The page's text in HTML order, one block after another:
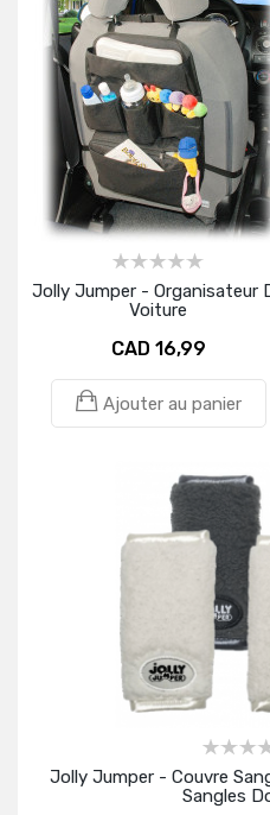
Jolly Jumper - Organisateur
Voiture
CAD 16,99
Ajouter au panier
Jolly Jumper - Couvre
Sangles